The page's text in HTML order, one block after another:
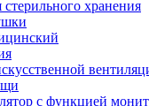
хранения
с функцией